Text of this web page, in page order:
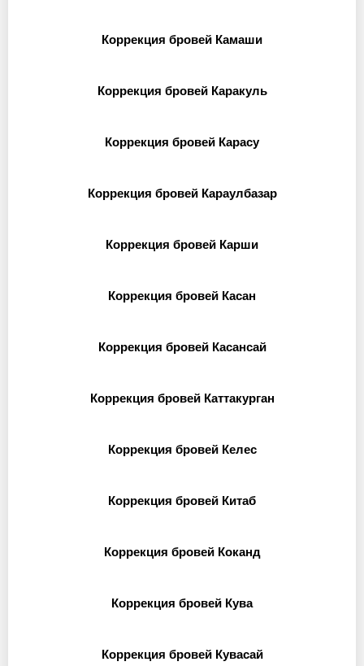
Коррекция бровей Камаши
Коррекция бровей Каракуль
Коррекция бровей Карасу
Коррекция бровей Караулбазар
Коррекция бровей Карши
Коррекция бровей Касан
Коррекция бровей Касансай
Коррекция бровей Каттакурган
Коррекция бровей Келес
Коррекция бровей Китаб
Коррекция бровей Коканд
Коррекция бровей Кува
Коррекция бровей Кувасай